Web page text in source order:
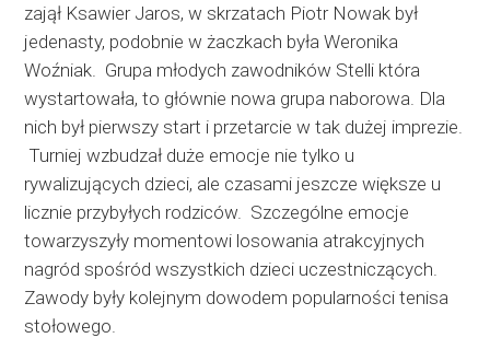
zajął Ksawier Jaros, w skrzatach Piotr Nowak był
jedenasty, podobnie w żaczkach była Weronika
Woźniak.
Grupa młodych zawodników Stelli która
wystartowała, to głównie nowa grupa naborowa. Dla
nich był pierwszy start i przetarcie w tak dużej imprezie.
Turniej wzbudzał duże emocje nie tylko u
rywalizujących dzieci, ale czasami jeszcze większe u
licznie przybyłych rodziców.
Szczególne emocje
towarzyszyły momentowi losowania atrakcyjnych
nagród spośród wszystkich dzieci uczestniczących.
Zawody były kolejnym dowodem popularności tenisa
stołowego.